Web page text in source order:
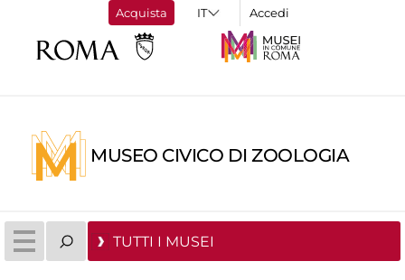
Acquista Accedi
MUSEO CIVICO DI ZOOLOGIA
TUTTI I MUSEI